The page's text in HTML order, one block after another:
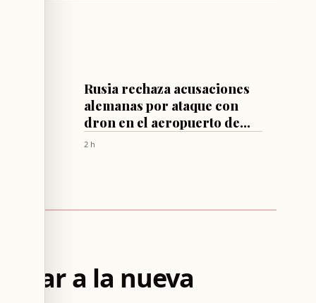
Rusia rechaza acusaciones
alemanas por ataque con
dron en el aeropuerto de
Leipzig
2 h
a la nueva